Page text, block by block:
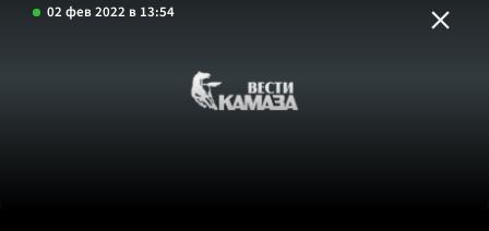
02 фев 2022 в 13:54